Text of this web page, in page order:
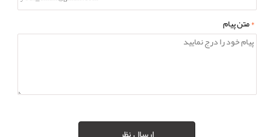
*متن پیام